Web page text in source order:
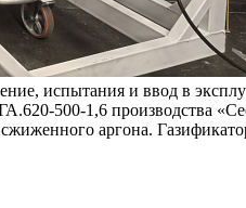
испытания и ввод в
производства
аргона.